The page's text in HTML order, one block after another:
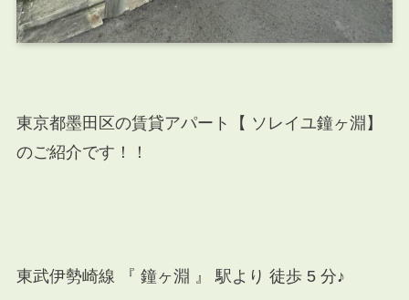
東京都墨田区の賃貸アパート【 ソレイユ鐘ヶ淵 】
のご紹介です！！
東武伊勢崎線 『 鐘ヶ淵 』 駅より 徒歩 5 分♪